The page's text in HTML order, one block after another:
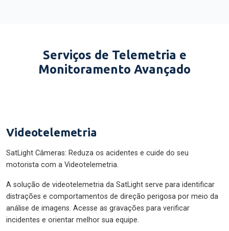
Serviços de Telemetria e
Monitoramento Avançado
Videotelemetria
SatLight Câmeras: Reduza os acidentes e cuide do seu
motorista com a Videotelemetria.
A solução de videotelemetria da SatLight serve para identificar
distrações e comportamentos de direção perigosa por meio da
análise de imagens. Acesse as gravações para verificar
incidentes e orientar melhor sua equipe.